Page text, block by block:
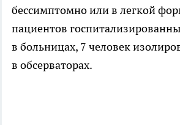
бессимптомно или в легкой
пациентов
в больницах, 7 человек
в обсерваторах.